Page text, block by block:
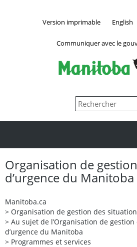
Version imprimable English
Communiquer avec le
Organisation de
d’urgence du Manitoba
Manitoba.ca
> Organisation de gestion des
> Au sujet de l’Organisation de
d’urgence du Manitoba
> Programmes et services